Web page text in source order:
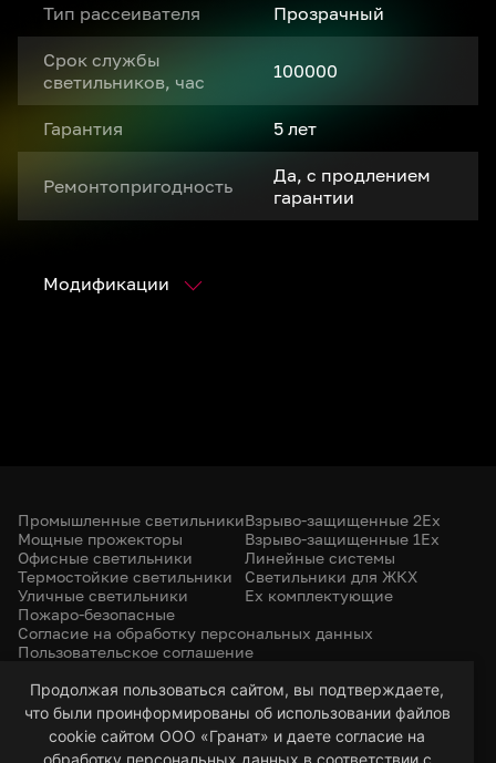
Тип рассеивателя Прозрачный
Срок службы
светильников, час
100000
Гарантия 5 лет
Ремонтопригодность
Да, с продлением
гарантии
Модификации
Продолжая пользоваться сайтом, вы подтверждаете,
что были проинформированы об использовании файлов
cookie сайтом ООО «Гранат» и даете согласие на
обработку персональных данных в соответствии с
Промышленные светильники
Мощные прожекторы
Офисные светильники
Термостойкие светильники
Уличные светильники
Пожаро-безопасные
Взрыво-защищенные 2Ex
Взрыво-защищенные 1Ex
Линейные системы
Светильники для ЖКХ
Ex комплектующие
Согласие на обработку персональных данных
Пользовательское соглашение
+7 (385) 299-31-31
led-22@bk.ru
г. Барнаул, 656053
ул. Северо-Западная, 57/99